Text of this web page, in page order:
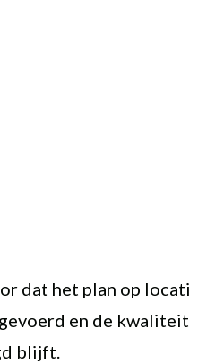
dat het plan op
en de kwaliteit
blijft.